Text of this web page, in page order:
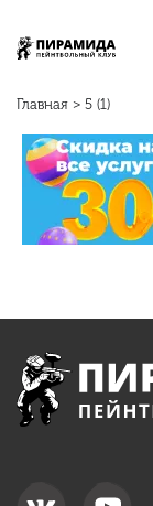
Главная > 5 (1)